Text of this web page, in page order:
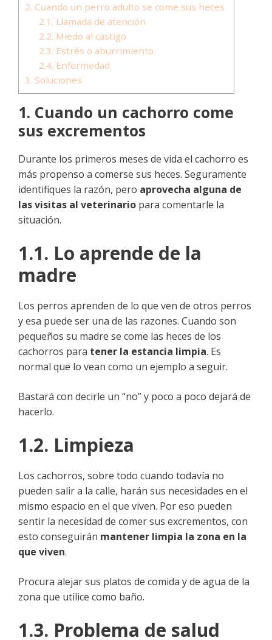
2. Cuando un perro adulto se come sus heces
2.1. Llamada de atención
2.2. Miedo al castigo
2.3. Estrés o aburrimiento
2.4. Enfermedad
3. Soluciones
1. Cuando un cachorro come
sus excrementos
Durante los primeros meses de vida el cachorro es
más propenso a comerse sus heces. Seguramente
identifiques la razón, pero aprovecha alguna de
las visitas al veterinario para comentarle la
situación.
1.1. Lo aprende de la
madre
Los perros aprenden de lo que ven de otros perros
y esa puede ser una de las razones. Cuando son
pequeños su madre se come las heces de los
cachorros para tener la estancia limpia. Es
normal que lo vean como un ejemplo a seguir.
Bastará con decirle un “no” y poco a poco dejará de
hacerlo.
1.2. Limpieza
Los cachorros, sobre todo cuando todavía no
pueden salir a la calle, harán sus necesidades en el
mismo espacio en el que viven. Por eso pueden
sentir la necesidad de comer sus excrementos, con
esto conseguirán mantener limpia la zona en la
que viven.
Procura alejar sus platos de comida y de agua de la
zona que utilice como baño.
1.3. Problema de salud